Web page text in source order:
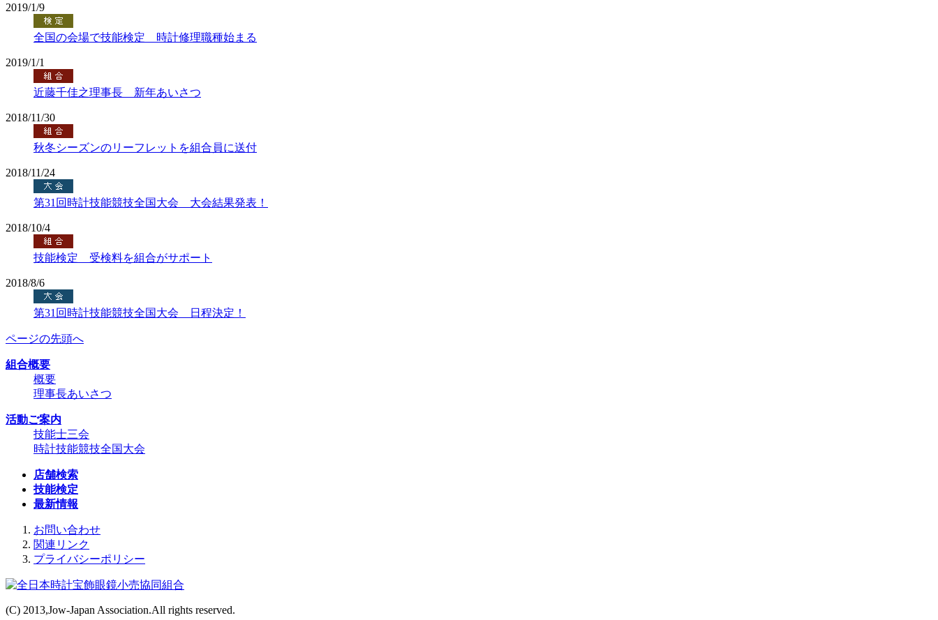
2019/1/9
全国の会場で技能検定 時計修理職種始まる
2019/1/1
近藤千佳之理事長 新年あいさつ
2018/11/30
秋冬シーズンのリーフレットを組合員に送付
2018/11/24
第31回時計技能競技全国大会 大会結果発表！
2018/10/4
技能検定 受検料を組合がサポート
2018/8/6
第31回時計技能競技全国大会 日程決定！
ページの先頭へ
組合概要
概要
理事長あいさつ
活動ご案内
技能士三会
時計技能競技全国大会
店舗検索
技能検定
最新情報
お問い合わせ
関連リンク
プライバシーポリシー
(C) 2013,Jow-Japan Association.All rights reserved.